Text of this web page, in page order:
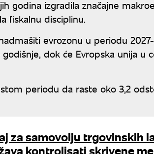
godina izgradila značajne
fiskalnu disciplinu.
evrozonu u periodu
dok će Evropska unija u
periodu da raste oko 3,2
za samovolju trgovinskih
kontrolisati skrivene